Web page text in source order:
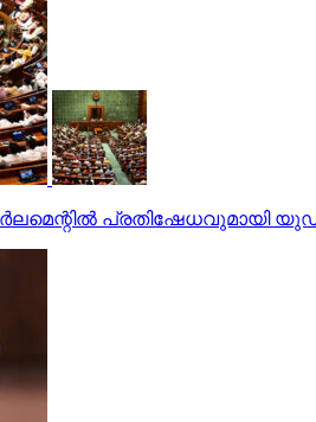
പ്രതിഷേധവുമായി